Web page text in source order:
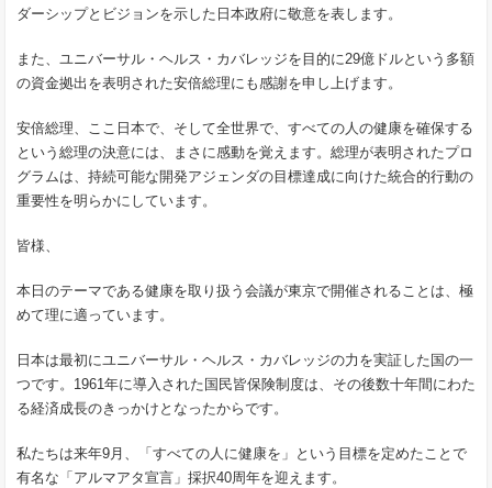
ダーシップとビジョンを示した日本政府に敬意を表します。
また、ユニバーサル・ヘルス・カバレッジを目的に29億ドルという多額
の資金拠出を表明された安倍総理にも感謝を申し上げます。
安倍総理、ここ日本で、そして全世界で、すべての人の健康を確保する
という総理の決意には、まさに感動を覚えます。総理が表明されたプロ
グラムは、持続可能な開発アジェンダの目標達成に向けた統合的行動の
重要性を明らかにしています。
皆様、
本日のテーマである健康を取り扱う会議が東京で開催されることは、極
めて理に適っています。
日本は最初にユニバーサル・ヘルス・カバレッジの力を実証した国の一
つです。1961年に導入された国民皆保険制度は、その後数十年間にわた
る経済成長のきっかけとなったからです。
私たちは来年9月、「すべての人に健康を」という目標を定めたことで
有名な「アルマアタ宣言」採択40周年を迎えます。